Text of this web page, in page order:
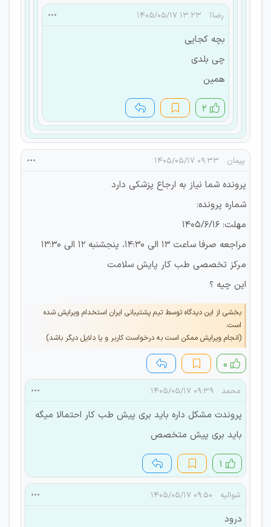
رضا۱ ۱۳:۲۳ ۱۴۰۵/۰۵/۱۷
بچه کجایی
چی بلدی
همین
۲
پیمان ۰۹:۳۳ ۱۴۰۵/۰۵/۱۷
پرونده شما نیاز به ارجاع پزشکی دارد
شماره پرونده:
مهلت: ۱۴۰۵/۶/۱۶
مراجعه صرفا ساعت ۱۳ الی ۱۴:۳۰، پنجشنبه ۱۲ الی ۱۳:۳۰
مرکز تخصصی طب کار پایش سلامت
این چیه ؟
بخشی از این دیدگاه توسط تیم پشتیبانی ایران استخدام ویرایش شده
است.
(انجام ویرایش ممکن است به درخواست کاربر و یا دلایل دیگر باشد)
۰
محمد ۰۹:۳۹ ۱۴۰۵/۰۵/۱۷
پروندت مشکل داره باید بری پیش طب کار احتمالا میگه
باید بری پیش متخصص
۱
شوالیه ۰۹:۵۰ ۱۴۰۵/۰۵/۱۷
درود